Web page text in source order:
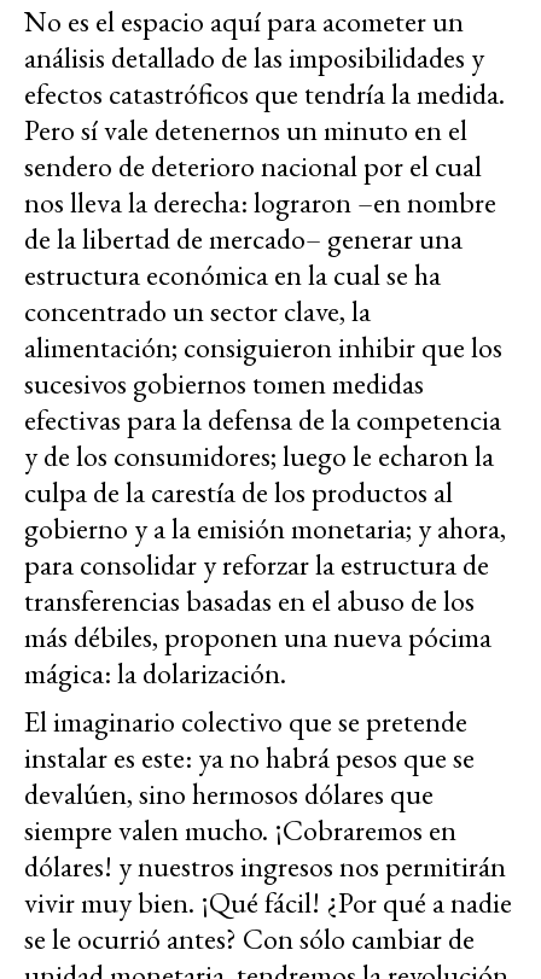
No es el espacio aquí para acometer un
análisis detallado de las imposibilidades y
efectos catastróficos que tendría la medida.
Pero sí vale detenernos un minuto en el
sendero de deterioro nacional por el cual
nos lleva la derecha: lograron –en nombre
de la libertad de mercado– generar una
estructura económica en la cual se ha
concentrado un sector clave, la
alimentación; consiguieron inhibir que los
sucesivos gobiernos tomen medidas
efectivas para la defensa de la competencia
y de los consumidores; luego le echaron la
culpa de la carestía de los productos al
gobierno y a la emisión monetaria; y ahora,
para consolidar y reforzar la estructura de
transferencias basadas en el abuso de los
más débiles, proponen una nueva pócima
mágica: la dolarización.
El imaginario colectivo que se pretende
instalar es este: ya no habrá pesos que se
devalúen, sino hermosos dólares que
siempre valen mucho. ¡Cobraremos en
dólares! y nuestros ingresos nos permitirán
vivir muy bien. ¡Qué fácil! ¿Por qué a nadie
se le ocurrió antes? Con sólo cambiar de